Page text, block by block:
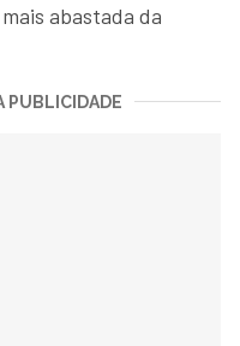
abastada da
PUBLICIDADE